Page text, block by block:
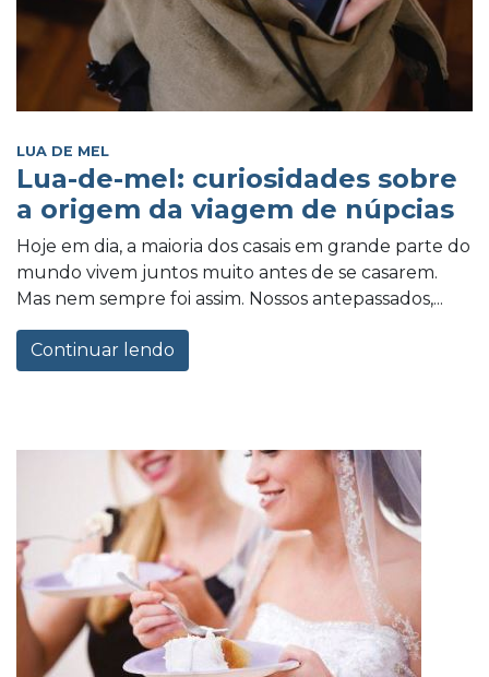
LUA DE MEL
Lua-de-mel: curiosidades sobre
a origem da viagem de núpcias
Hoje em dia, a maioria dos casais em grande parte do
mundo vivem juntos muito antes de se casarem.
Mas nem sempre foi assim. Nossos antepassados,...
Continuar lendo